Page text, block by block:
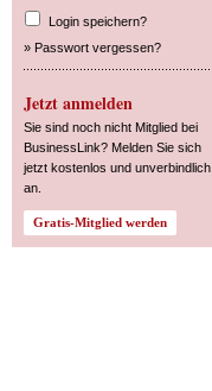
Login speichern?
» Passwort vergessen?
Jetzt anmelden
Sie sind noch nicht Mitglied bei
BusinessLink? Melden Sie sich
jetzt kostenlos und unverbindlich
an.